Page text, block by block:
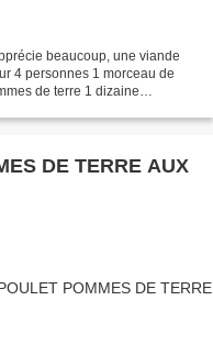
beaucoup, une viande
4 personnes 1 morceau de
de terre 1 dizaine
DE TERRE AUX